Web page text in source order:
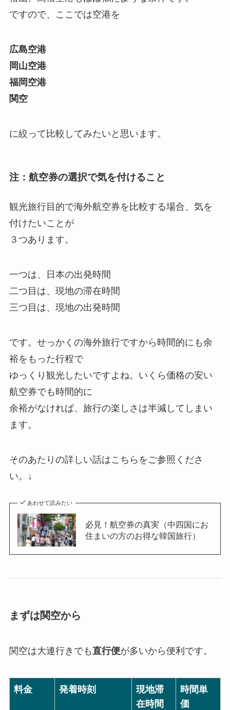
ですので、ここでは空港を
広島空港
岡山空港
福岡空港
関空
に絞って比較してみたいと思います。
注：航空券の選択で気を付けること
観光旅行目的で海外航空券を比較する場合、気を
付けたいことが
３つあります。
一つは、日本の出発時間
二つ目は、現地の滞在時間
三つ目は、現地の出発時間
です。せっかくの海外旅行ですから時間的にも余
裕をもった行程で
ゆっくり観光したいですよね。いくら価格の安い
航空券でも 時間的に
余裕がなければ、旅行の楽しさは半減してしまい
ます。
そのあたりの詳しい話はこちらをご参照くださ
い。↓
あわせて読みたい
必見！航空券の真実（中四国にお
住まいの方のお得な韓国旅行）
まずは関空から
関空は大連行きでも直行便が多いから便利です。
料金 発着時刻
現地滞
在時間
時間単
価